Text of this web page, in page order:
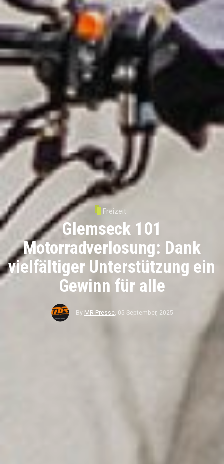
Freizeit
Glemseck 101
Motorradverlosung: Dank
vielfältiger Unterstützung ein
Gewinn für alle
By MR Presse, 05 September, 2025